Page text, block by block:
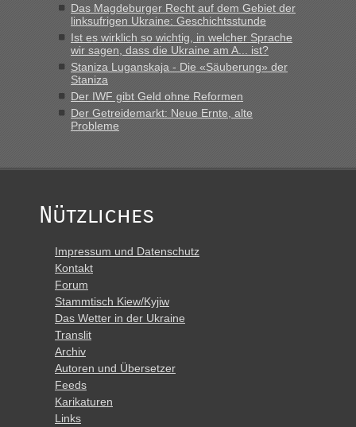
Das Magdeburger Recht auf dem Gebiet der
linksufrigen Ukraine: Geschichtsstunde
Ist es wirklich so wichtig, in welcher Sprache
wir sagen, dass die Ukraine am A... ist?
Staniza Luganskaja - Die «Säuberung» der
Staniza
Der IWF gibt Geld ohne Reformen
Der Getreidemarkt: Neue Ernte, alte
Probleme
Nützliches
Impressum und Datenschutz
Kontakt
Forum
Stammtisch Kiew/Kyjiw
Das Wetter in der Ukraine
Translit
Archiv
Autoren und Übersetzer
Feeds
Karikaturen
Links